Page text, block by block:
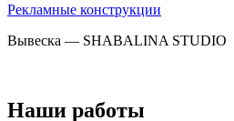
Рекламные конструкции
Вывеска — SHABALINA STUDIO
Наши работы